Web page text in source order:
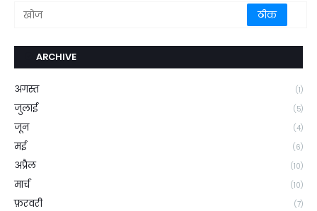
ARCHIVE
अगस्त (1)
जुलाई (5)
जून (4)
मई (6)
अप्रैल (10)
मार्च (10)
फ़रवरी (7)